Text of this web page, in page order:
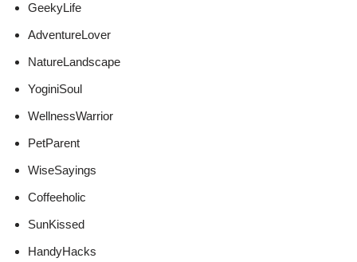
GeekyLife
AdventureLover
NatureLandscape
YoginiSoul
WellnessWarrior
PetParent
WiseSayings
Coffeeholic
SunKissed
HandyHacks